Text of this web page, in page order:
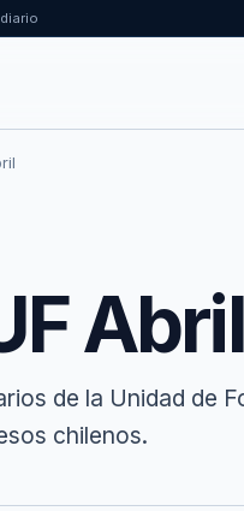
de la Unidad de
chilenos.